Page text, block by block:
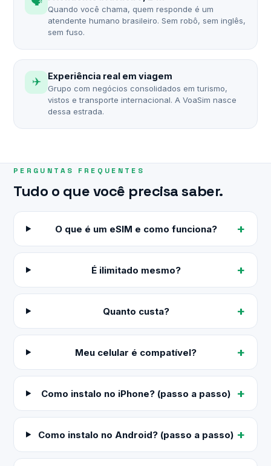
Quando você chama, quem responde é um
atendente humano brasileiro. Sem robô, sem inglês,
sem fuso.
✈️ Experiência real em viagem
Grupo com negócios consolidados em turismo,
vistos e transporte internacional. A VoaSim nasce
dessa estrada.
PERGUNTAS FREQUENTES
Tudo o que você precisa saber.
O que é um eSIM e como funciona?
É ilimitado mesmo?
Quanto custa?
Meu celular é compatível?
Como instalo no iPhone? (passo a passo)
Como instalo no Android? (passo a passo)